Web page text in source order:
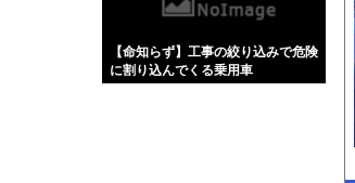
【命知らず】工事の絞り込みで危険
に割り込んでくる乗用車